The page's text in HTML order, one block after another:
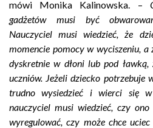
mówi Monika Kalinowska. –
gadżetów musi być
Nauczyciel musi wiedzieć, że
momencie pomocy w wyciszeniu,
dyskretnie w dłoni lub pod
uczniów. Jeżeli dziecko potrzebuje
trudno wysiedzieć i wierci się w
nauczyciel musi wiedzieć, czy
wyregulować, czy może chce